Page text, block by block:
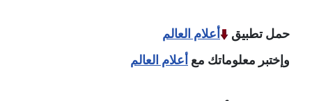
حمل تطبيق
أعلام العالم
وإختبر معلوماتك مع أعلام العالم